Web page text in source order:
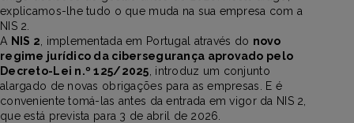
explicamos-lhe tudo o que muda na sua empresa com a
NIS 2.
A NIS 2 , implementada em Portugal através do novo
regime jurídico da cibersegurança aprovado pelo
Decreto-Lei n.º 125/2025 , introduz um conjunto
alargado de novas obrigações para as empresas. E é
conveniente tomá-las antes da entrada em vigor da NIS 2,
que está prevista para 3 de abril de 2026.